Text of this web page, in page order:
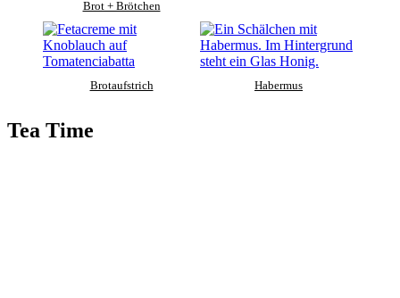
Brot + Brötchen
Brotaufstrich Habermus
Tea Time